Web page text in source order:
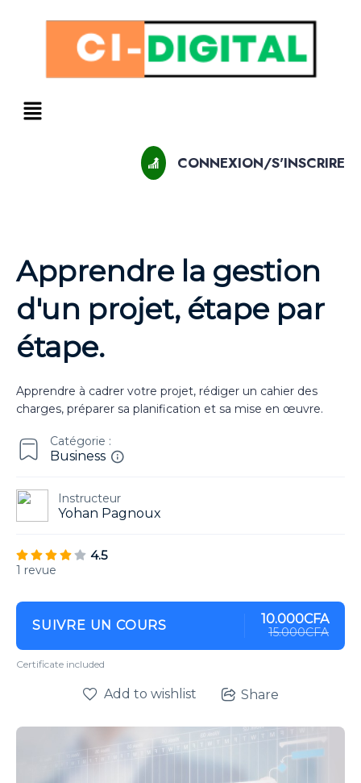
CONNEXION/S'INSCRIRE
Catégorie :
Business
Instructeur
Yohan Pagnoux
4.5
1 revue
Apprendre la gestion
d'un projet, étape par
étape.
Apprendre à cadrer votre projet, rédiger un cahier des
charges, préparer sa planification et sa mise en œuvre.
SUIVRE UN COURS 10.000CFA
15.000CFA
Certificate included
Add to wishlist Share